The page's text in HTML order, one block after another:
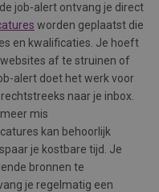
job-alert ontvang je direct
worden geplaatst die
en kwalificaties. Je hoeft
af te struinen of
alert doet het werk voor
naar je inbox.
mis
kan behoorlijk
je kostbare tijd. Je
bronnen te
je regelmatig een